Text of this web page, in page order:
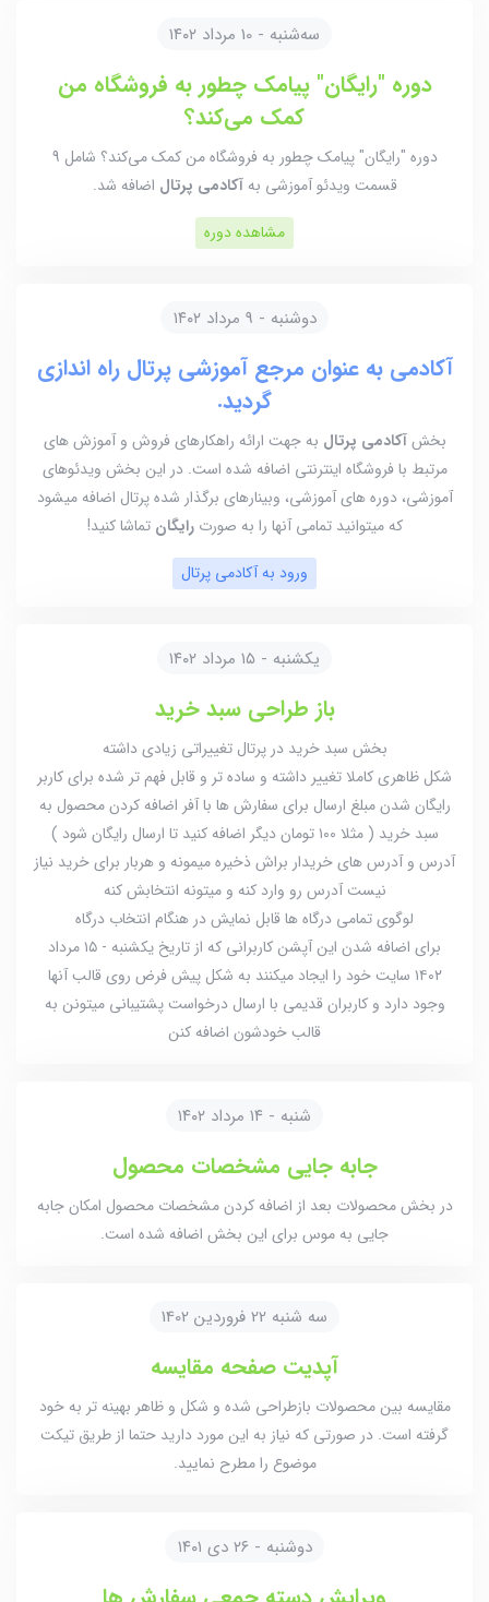
سه‌شنبه - 10 مرداد ۱۴۰۲
دوره "رایگان" پیامک چطور به فروشگاه من
کمک می‌کند؟
دوره "رایگان" پیامک چطور به فروشگاه من کمک می‌کند؟ شامل 9
قسمت ویدئو آموزشی بهآکادمی پرتال اضافه شد.
مشاهده دوره
دوشنبه - 9 مرداد ۱۴۰۲
آکادمی به عنوان مرجع آموزشی پرتال راه اندازی
گردید.
بخشآکادمی پرتال به جهت ارائه راهکارهای فروش و آموزش های
مرتبط با فروشگاه اینترنتی اضافه شده است. در این بخش ویدئوهای
آموزشی، دوره های آموزشی، وبینارهای برگذار شده پرتال اضافه میشود
که میتوانید تمامی آنها را به صورترایگان تماشا کنید!
ورود به آکادمی پرتال
یکشنبه - ۱۵ مرداد ۱۴۰۲
باز طراحی سبد خرید
بخش سبد خرید در پرتال تغییراتی زیادی داشته
شکل ظاهری کاملا تغییر داشته و ساده تر و قابل فهم تر شده برای کاربر
رایگان شدن مبلغ ارسال برای سفارش ها با آفر اضافه کردن محصول به
سبد خرید ( مثلا ۱۰۰ تومان دیگر اضافه کنید تا ارسال رایگان شود )
آدرس و آدرس های خریدار براش ذخیره میمونه و هربار برای خرید نیاز
نیست آدرس رو وارد کنه و میتونه انتخابش کنه
لوگوی تمامی درگاه ها قابل نمایش در هنگام انتخاب درگاه
برای اضافه شدن این آپشن کاربرانی که از تاریخ یکشنبه - ۱۵ مرداد
۱۴۰۲ سایت خود را ایجاد میکنند به شکل پیش فرض روی قالب آنها
وجود دارد و کاربران قدیمی با ارسال درخواست پشتیبانی میتونن به
قالب خودشون اضافه کنن
شنبه - ۱۴ مرداد ۱۴۰۲
جابه جایی مشخصات محصول
در بخش محصولات بعد از اضافه کردن مشخصات محصول امکان جابه
جایی به موس برای این بخش اضافه شده است.
سه شنبه 22 فروردین 1402
آپدیت صفحه مقایسه
مقایسه بین محصولات بازطراحی شده و شکل و ظاهر بهینه تر به خود
گرفته است. در صورتی که نیاز به این مورد دارید حتما از طریق تیکت
موضوع را مطرح نمایید.
دوشنبه - ۲۶ دی ۱۴۰۱